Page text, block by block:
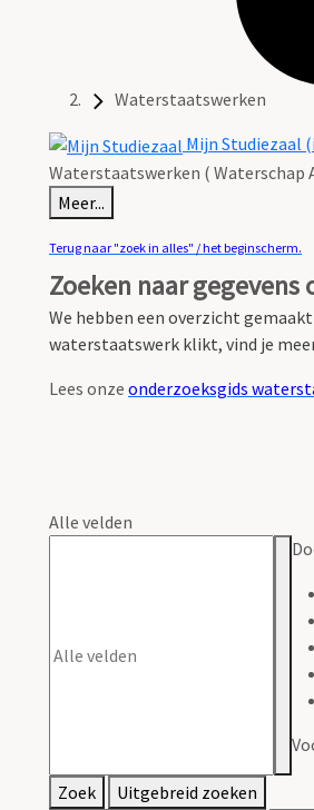
Waterstaatswerken
Mijn Studiezaal
Waterstaatswerken ( Waterschap
Meer...
Terug naar "zoek in alles" / het beginscherm.
Zoeken naar
We hebben een overzicht
waterstaatswerk klikt, vind je
Lees onze onderzoeksgids
Alle velden
Zoek
Uitgebreid zoeken